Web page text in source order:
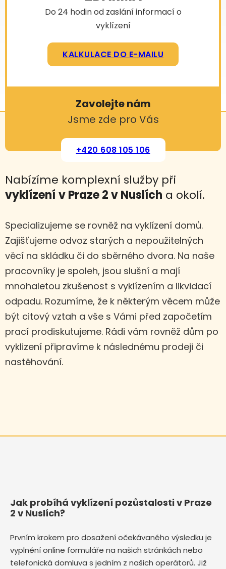
Do 24 hodin od zaslání informací o
vyklízení
KALKULACE DO E-MAILU
Zavolejte nám
Jsme zde pro Vás
+420 608 105 106
Nabízíme komplexní služby při
vyklízení v Praze 2 v Nuslích a okolí.
Specializujeme se rovněž na vyklízení domů.
Zajišťujeme odvoz starých a nepoužitelných
věcí na skládku či do sběrného dvora. Na naše
pracovníky je spoleh, jsou slušní a mají
mnohaletou zkušenost s vyklízením a likvidací
odpadu. Rozumíme, že k některým věcem může
být citový vztah a vše s Vámi před započetím
prací prodiskutujeme. Rádi vám rovněž dům po
vyklizení připravíme k následnému prodeji či
nastěhování.
Jak probíhá vyklízení pozůstalosti v Praze
2 v Nuslích?
Prvním krokem pro dosažení očekávaného výsledku je
vyplnění online formuláře na našich stránkách nebo
telefonická domluva s jedním z našich operátorů. Již